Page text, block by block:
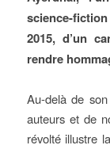
science-
2015, d’un
rendre
Au-delà de
auteurs et de
révolté illustre